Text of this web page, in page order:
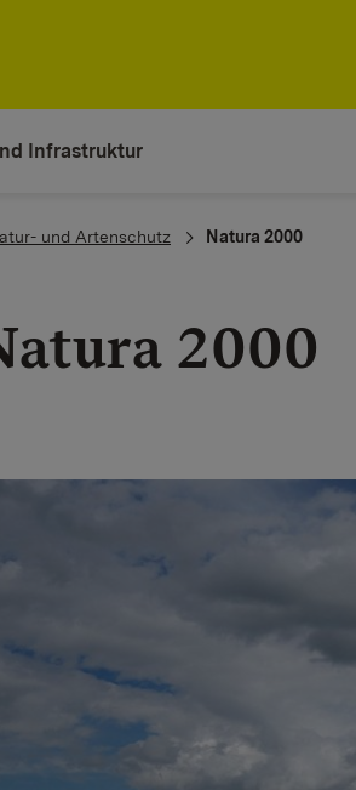
Infrastruktur
und Artenschutz Natura 2000
2000